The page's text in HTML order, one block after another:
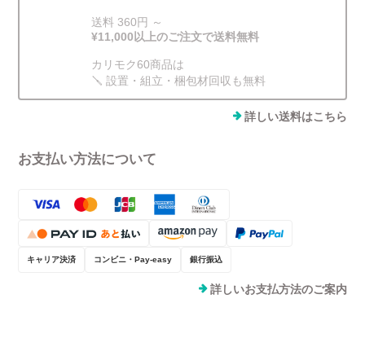
送料 360円 ～
¥11,000以上のご注文で送料無料
カリモク60商品は
🪛 設置・組立・梱包材回収も無料
詳しい送料はこちら
お支払い方法について
キャリア決済 コンビニ・Pay-easy 銀行振込
詳しいお支払方法のご案内